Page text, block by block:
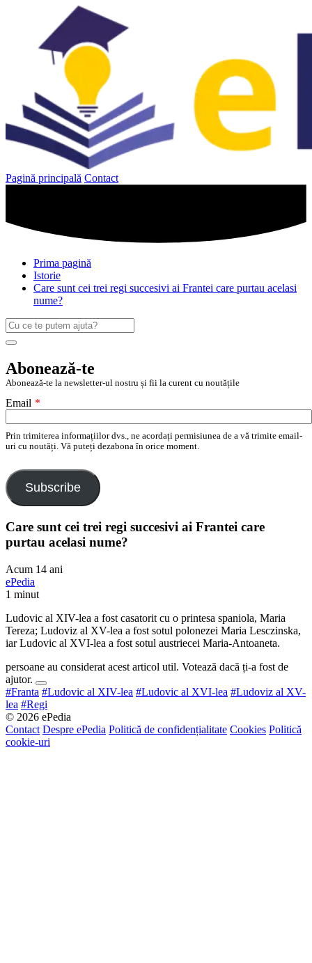
Pagină principală Contact
Prima pagină
Istorie
Care sunt cei trei regi succesivi ai Frantei care purtau acelasi
nume?
Caută
după:
Search
Abonează-te
Abonează-te la newsletter-ul nostru și fii la curent cu noutățile
Email *
Prin trimiterea informațiilor dvs., ne acordați permisiunea de a vă trimite email-
uri cu noutăți. Vă puteți dezabona în orice moment.
Subscribe
Care sunt cei trei regi succesivi ai Frantei care
purtau acelasi nume?
Acum 14 ani
ePedia
1 minut
Ludovic al XIV-lea a fost casatorit cu o printesa spaniola, Maria
Tereza; Ludoviz al XV-lea a fost sotul polonezei Maria Lesczinska,
iar Ludovic al XVI-lea a fost sotul austriecei Maria-Antoaneta.
persoane au considerat acest articol util. Votează dacă ți-a fost de
ajutor.
#Franta #Ludovic al XIV-lea #Ludovic al XVI-lea #Ludoviz al XV-
lea #Regi
© 2026 ePedia
Contact Despre ePedia Politică de confidențialitate Cookies Politică
cookie-uri